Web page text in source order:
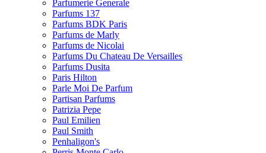
Parfumerie Generale
Parfums 137
Parfums BDK Paris
Parfums de Marly
Parfums de Nicolai
Parfums Du Chateau De Versailles
Parfums Dusita
Paris Hilton
Parle Moi De Parfum
Partisan Parfums
Patrizia Pepe
Paul Emilien
Paul Smith
Penhaligon's